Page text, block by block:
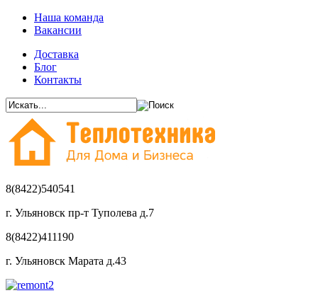
Наша команда
Вакансии
Доставка
Блог
Контакты
8(8422)540541
г. Ульяновск пр-т Туполева д.7
8(8422)411190
г. Ульяновск Марата д.43